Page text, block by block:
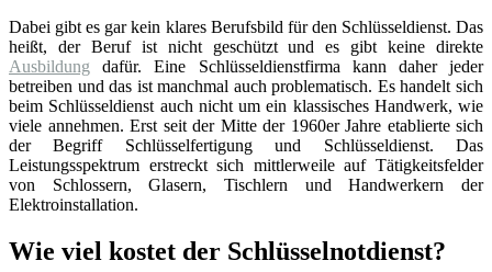
Dabei gibt es gar kein klares Berufsbild für den Schlüsseldienst. Das
heißt, der Beruf ist nicht geschützt und es gibt keine direkte
Ausbildung dafür. Eine Schlüsseldienstfirma kann daher jeder
betreiben und das ist manchmal auch problematisch. Es handelt sich
beim Schlüsseldienst auch nicht um ein klassisches Handwerk, wie
viele annehmen. Erst seit der Mitte der 1960er Jahre etablierte sich
der Begriff Schlüsselfertigung und Schlüsseldienst. Das
Leistungsspektrum erstreckt sich mittlerweile auf Tätigkeitsfelder
von Schlossern, Glasern, Tischlern und Handwerkern der
Elektroinstallation.
Wie viel kostet der Schlüsselnotdienst?